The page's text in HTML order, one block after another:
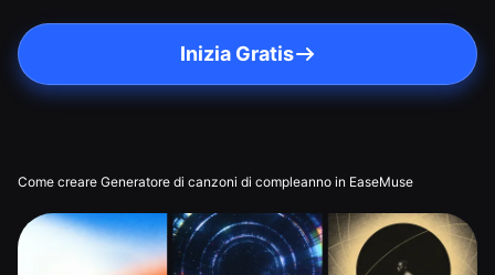
Inizia Gratis
Come creare Generatore di canzoni di compleanno in EaseMuse